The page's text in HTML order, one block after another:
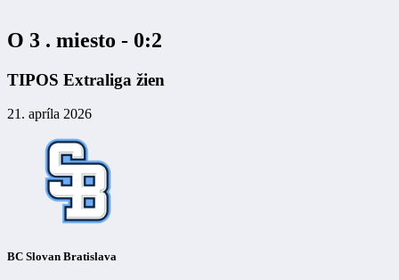
O 3 . miesto - 0:2
TIPOS Extraliga žien
21. apríla 2026
BC Slovan Bratislava